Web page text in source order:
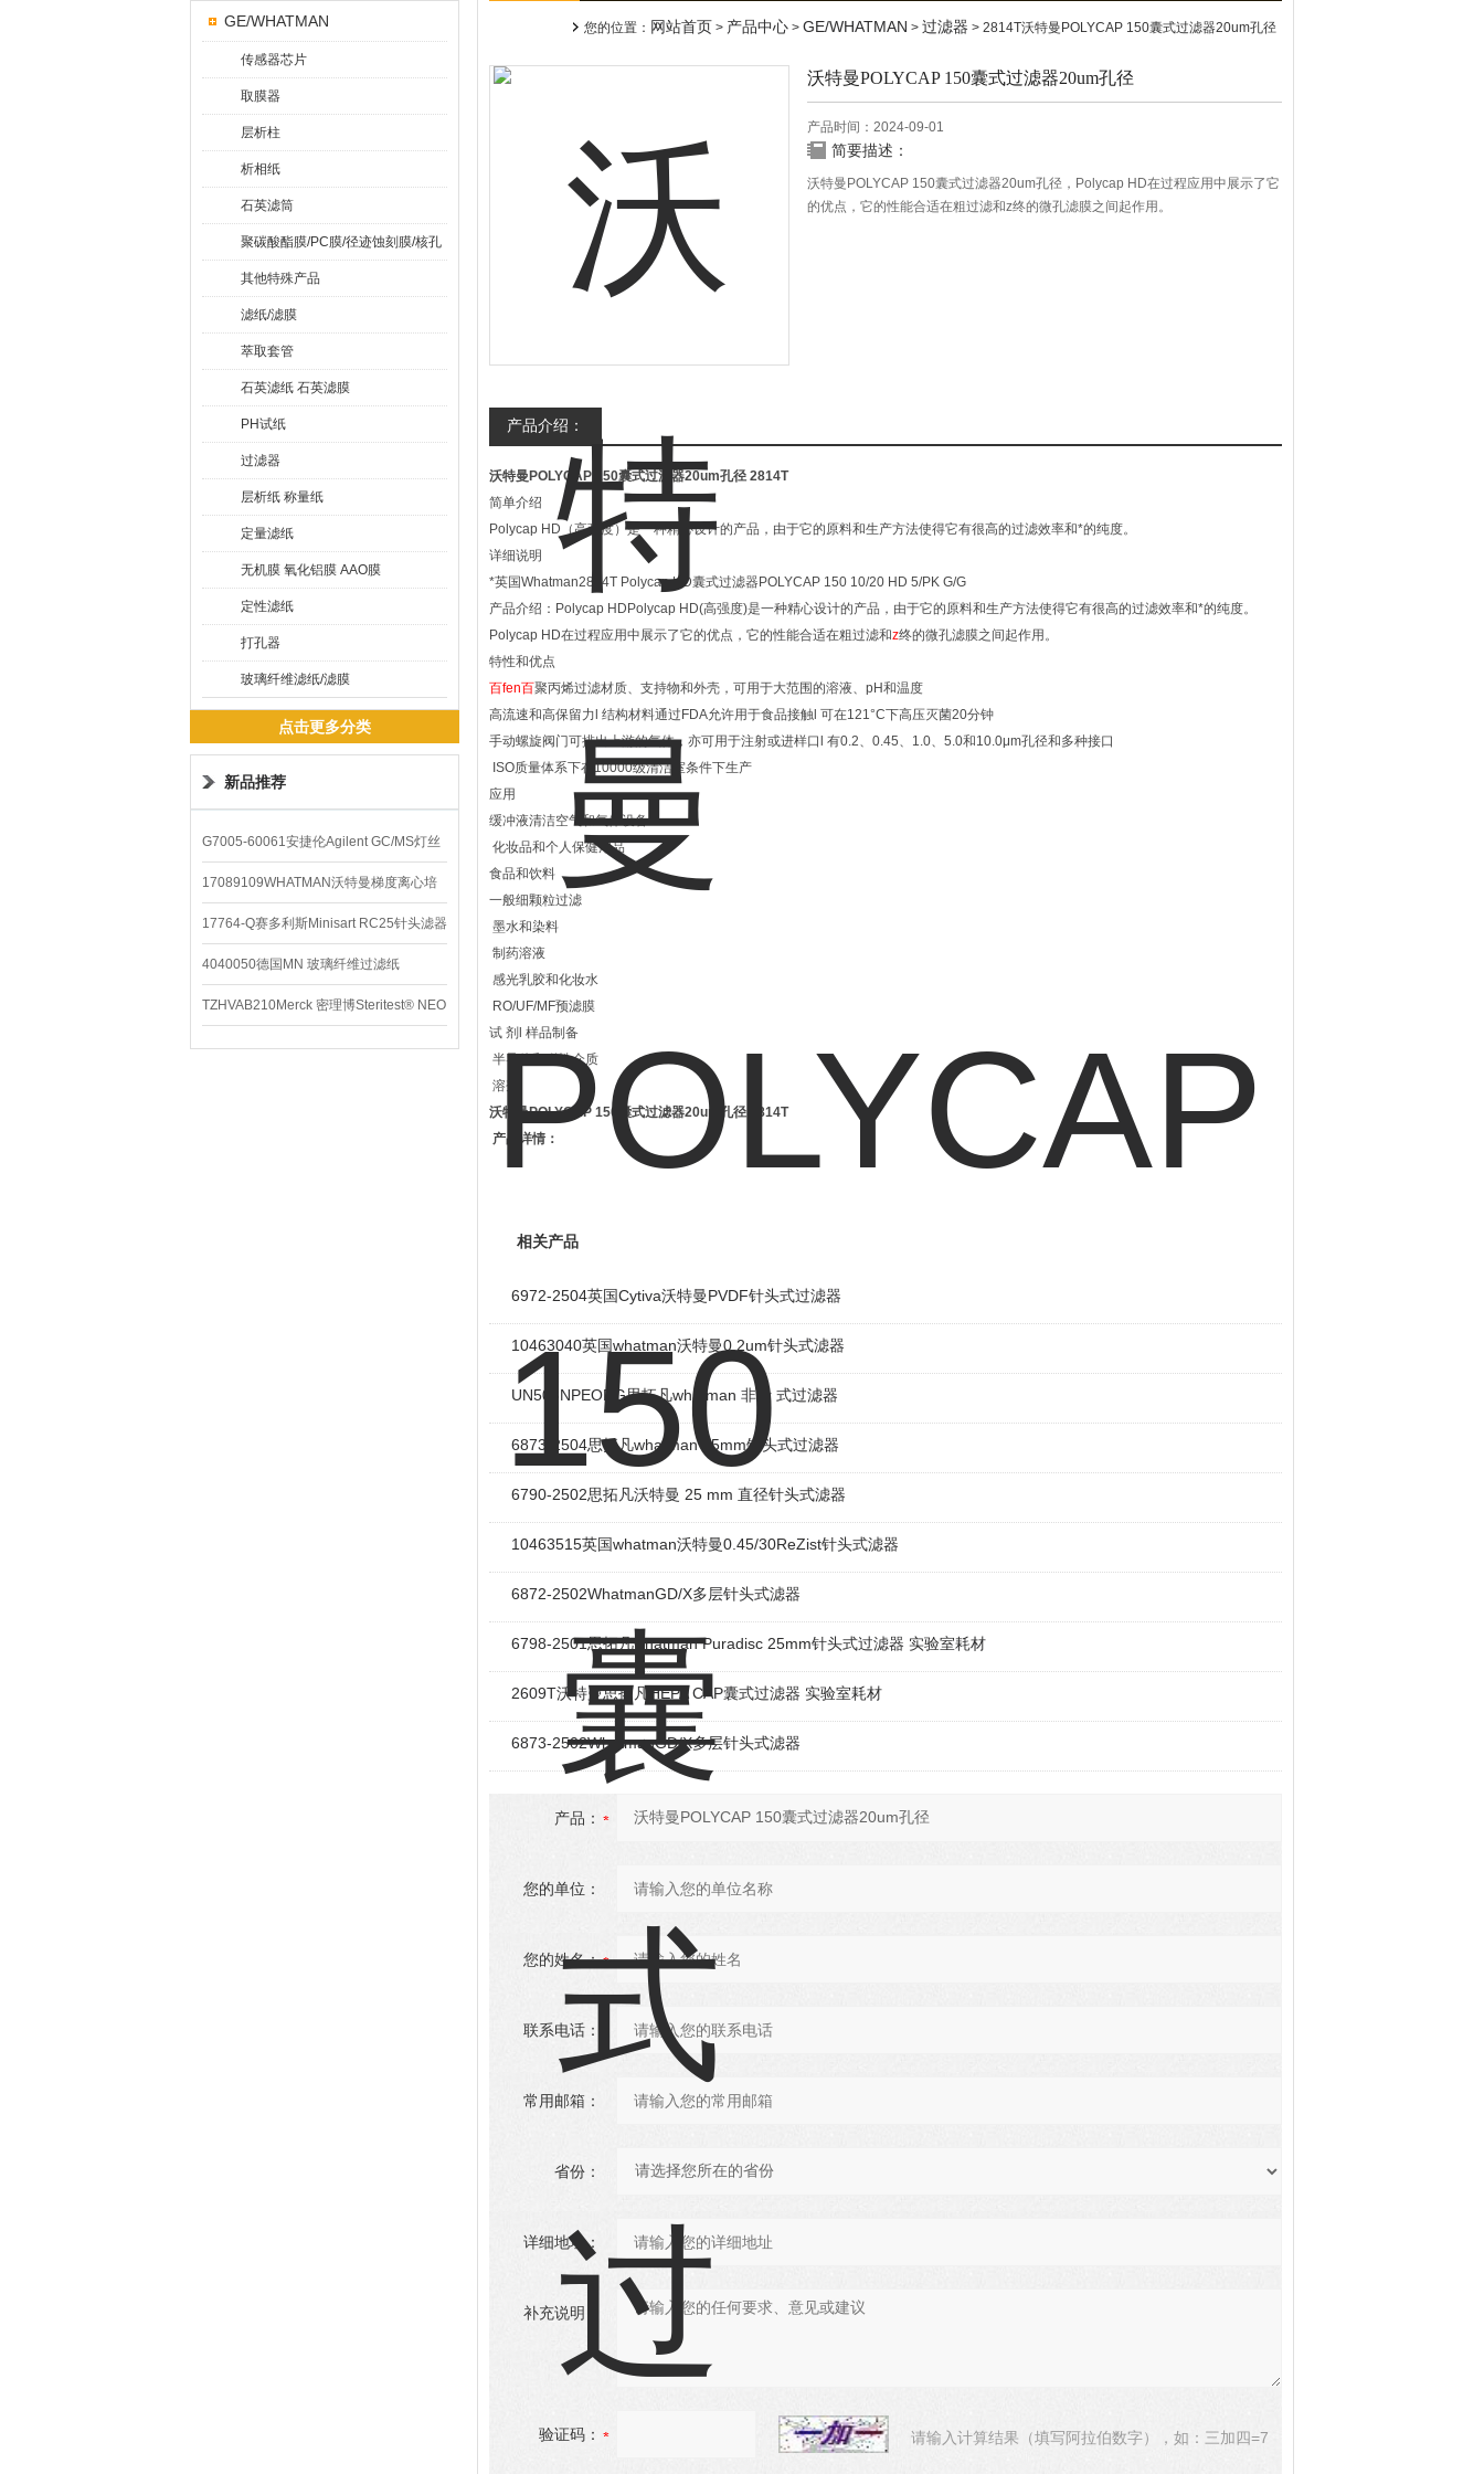
GE/WHATMAN
传感器芯片
取膜器
层析柱
析相纸
石英滤筒
聚碳酸酯膜/PC膜/径迹蚀刻膜/核孔
膜
其他特殊产品
滤纸/滤膜
萃取套管
石英滤纸 石英滤膜
PH试纸
过滤器
层析纸 称量纸
定量滤纸
无机膜 氧化铝膜 AAO膜
定性滤纸
打孔器
玻璃纤维滤纸/滤膜
点击更多分类
新品推荐
G7005-60061安捷伦Agilent GC/MS灯丝
配件
17089109WHATMAN沃特曼梯度离心培
养基
17764-Q赛多利斯Minisart RC25针头滤器
4040050德国MN 玻璃纤维过滤纸
TZHVAB210Merck 密理博Steritest® NEO
设备
您的位置： 网站首页 > 产品中心 > GE/WHATMAN > 过滤器 > 2814T沃特曼POLYCAP 150囊式过滤器20um孔径
沃特曼POLYCAP 150囊式过滤器20um孔径
产品时间：2024-09-01
简要描述：
沃特曼POLYCAP 150囊式过滤器20um孔径，Polycap HD在过程应用中展示了它
的优点，它的性能合适在粗过滤和z终的微孔滤膜之间起作用。
产品介绍：
沃特曼POLYCAP 150囊式过滤器20um孔径 2814T
简单介绍
Polycap HD（高强度）是一种精心设计的产品，由于它的原料和生产方法使得它有很高的过滤效率和*的纯度。
详细说明
*英国Whatman2814T Polycap HD囊式过滤器POLYCAP 150 10/20 HD 5/PK G/G
产品介绍：Polycap HDPolycap HD(高强度)是一种精心设计的产品，由于它的原料和生产方法使得它有很高的过滤效率和*的纯度。
Polycap HD在过程应用中展示了它的优点，它的性能合适在粗过滤和z终的微孔滤膜之间起作用。
特性和优点
百fen百聚丙烯过滤材质、支持物和外壳，可用于大范围的溶液、pH和温度
高流速和高保留力l 结构材料通过FDA允许用于食品接触l 可在121°C下高压灭菌20分钟
手动螺旋阀门可排出上游的气体，亦可用于注射或进样口l 有0.2、0.45、1.0、5.0和10.0μm孔径和多种接口
ISO质量体系下在10000级清洁室条件下生产
应用
缓冲液清洁空气和气体设备
化妆品和个人保健用品
食品和饮料
一般细颗粒过滤
墨水和染料
制药溶液
感光乳胶和化妆水
RO/UF/MF预滤膜
试 剂l 样品制备
半导体和磁性介质
溶剂
沃特曼POLYCAP 150囊式过滤器20um孔径 2814T
产品详情：
相关产品
6972-2504英国Cytiva沃特曼PVDF针头式过滤器
10463040英国whatman沃特曼0.2um针头式滤器
UN503NPEORG思拓凡whatman 非针 式过滤器
6873-2504思拓凡whatman 25mm针头式过滤器
6790-2502思拓凡沃特曼 25 mm 直径针头式滤器
10463515英国whatman沃特曼0.45/30ReZist针头式滤器
6872-2502WhatmanGD/X多层针头式滤器
6798-2501思拓凡whatman Puradisc 25mm针头式过滤器 实验室耗材
2609T沃特曼思拓凡HEPA CAP囊式过滤器 实验室耗材
6873-2502WhatmanGD/X多层针头式滤器
产品：
您的单位：
您的姓名：
联系电话：
常用邮箱：
省份：
详细地址：
补充说明：
验证码： 请输入计算结果（填写阿拉伯数字），如：三加四=7